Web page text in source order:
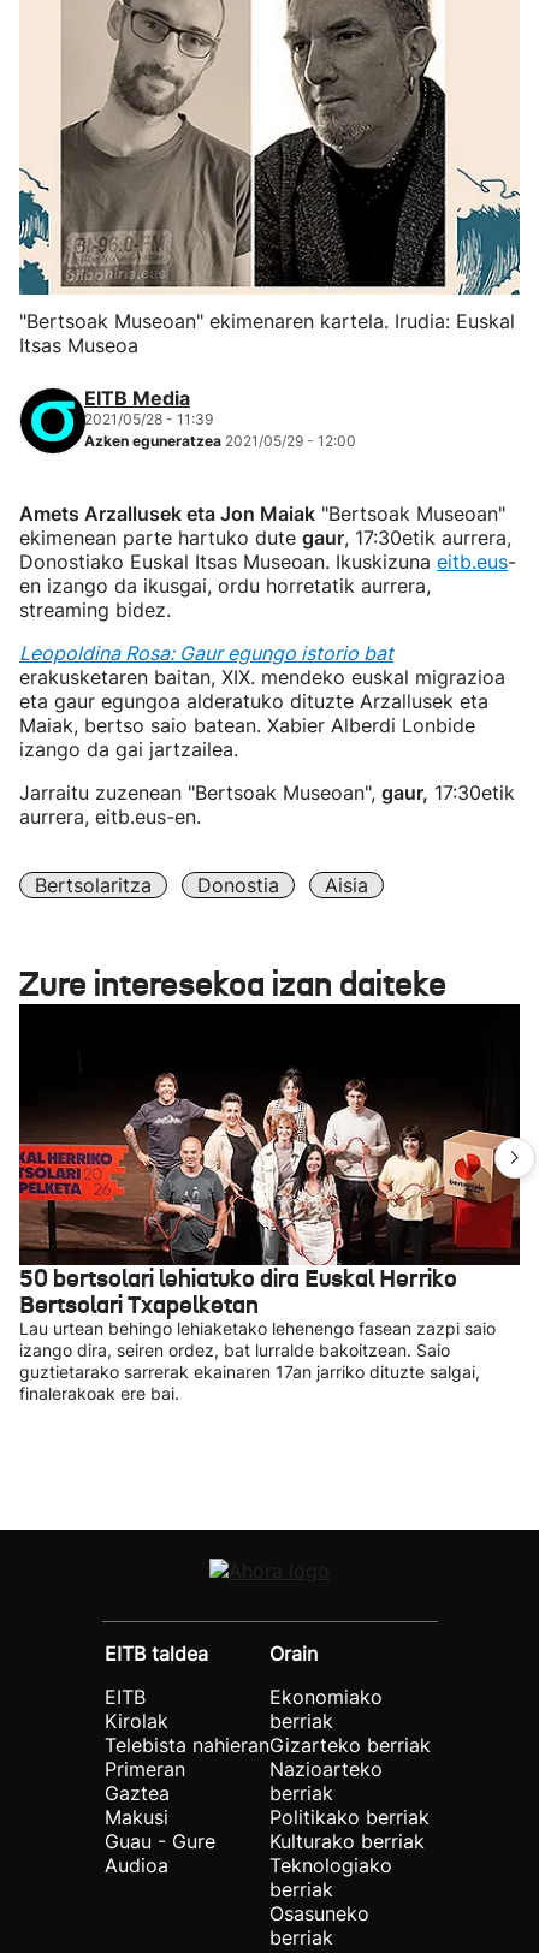
"Bertsoak Museoan" ekimenaren kartela. Irudia: Euskal
Itsas Museoa
EITB Media
2021/05/28 - 11:39
Azken eguneratzea 2021/05/29 - 12:00
Amets Arzallusek eta Jon Maiak "Bertsoak Museoan"
ekimenean parte hartuko dute gaur, 17:30etik aurrera,
Donostiako Euskal Itsas Museoan. Ikuskizuna eitb.eus-
en izango da ikusgai, ordu horretatik aurrera,
streaming bidez.
Leopoldina Rosa: Gaur egungo istorio bat
erakusketaren baitan, XIX. mendeko euskal migrazioa
eta gaur egungoa alderatuko dituzte Arzallusek eta
Maiak, bertso saio batean. Xabier Alberdi Lonbide
izango da gai jartzailea.
Jarraitu zuzenean "Bertsoak Museoan", gaur, 17:30etik
aurrera, eitb.eus-en.
Bertsolaritza Donostia Aisia
Zure interesekoa izan daiteke
50 bertsolari lehiatuko dira Euskal Herriko
Bertsolari Txapelketan
Lau urtean behingo lehiaketako lehenengo fasean zazpi saio
izango dira, seiren ordez, bat lurralde bakoitzean. Saio
guztietarako sarrerak ekainaren 17an jarriko dituzte salgai,
finalerakoak ere bai.
EITB taldea
EITB
Kirolak
Telebista nahieran
Primeran
Gaztea
Makusi
Guau - Gure
Audioa
Orain
Ekonomiako
berriak
Gizarteko berriak
Nazioarteko
berriak
Politikako berriak
Kulturako berriak
Teknologiako
berriak
Osasuneko
berriak